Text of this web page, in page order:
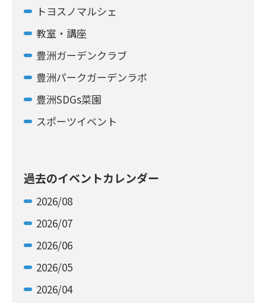
トヨスノマルシェ
教室・講座
豊洲ガーデンクラブ
豊洲パークガーデンラボ
豊洲SDGs菜園
スポーツイベント
過去のイベントカレンダー
2026/08
2026/07
2026/06
2026/05
2026/04